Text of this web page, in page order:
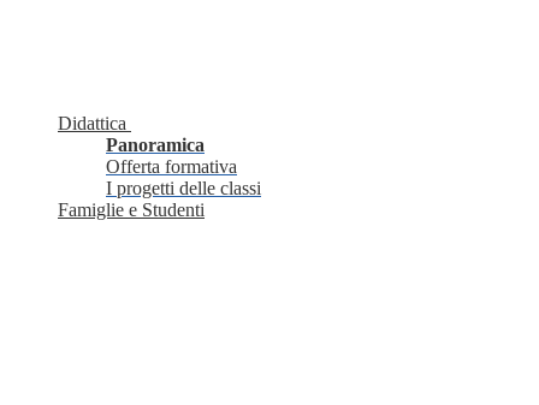
Didattica
Panoramica
Offerta formativa
I progetti delle classi
Famiglie e Studenti